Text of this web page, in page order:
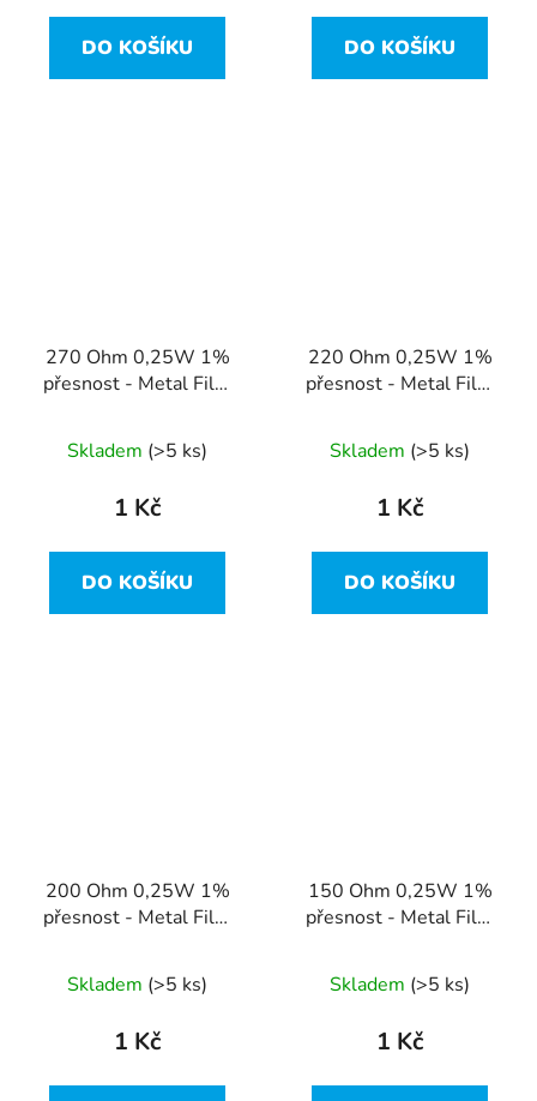
DO KOŠÍKU DO KOŠÍKU
270 Ohm 0,25W 1%
přesnost - Metal Film
Skladem (>5 ks)
1 Kč
DO KOŠÍKU
220 Ohm 0,25W 1%
přesnost - Metal Film
Skladem (>5 ks)
1 Kč
DO KOŠÍKU
200 Ohm 0,25W 1%
přesnost - Metal Film
Skladem (>5 ks)
1 Kč
150 Ohm 0,25W 1%
přesnost - Metal Film
Skladem (>5 ks)
1 Kč